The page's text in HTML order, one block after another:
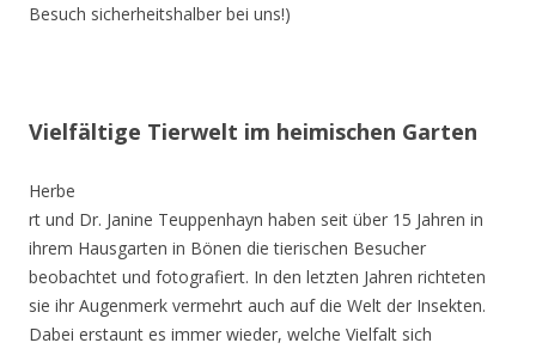
Besuch sicherheitshalber bei uns!)
Vielfältige Tierwelt im heimischen Garten
Herbe
rt und Dr. Janine Teuppenhayn haben seit über 15 Jahren in
ihrem Hausgarten in Bönen die tierischen Besucher
beobachtet und fotografiert. In den letzten Jahren richteten
sie ihr Augenmerk vermehrt auch auf die Welt der Insekten.
Dabei erstaunt es immer wieder, welche Vielfalt sich